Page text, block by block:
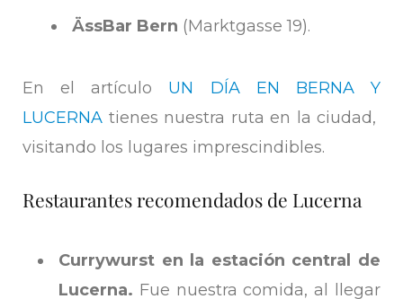
Äss­Bar Bern (Marktgasse 19).
En el artículo UN DÍA EN BERNA Y
LUCERNA tienes nuestra ruta en la ciudad,
visitando los lugares imprescindibles.
Restaurantes recomendados de Lucerna
Currywurst en la estación central de
Lucerna. Fue nuestra comida, al llegar